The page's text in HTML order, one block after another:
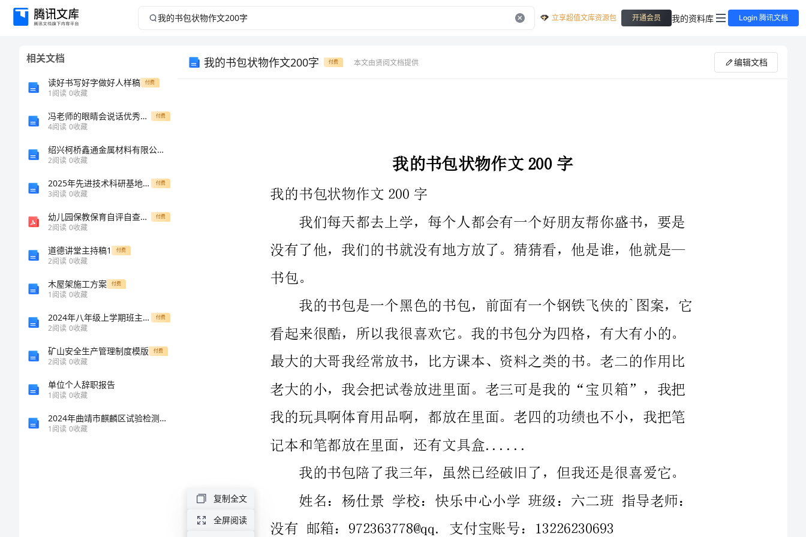
我
200
立享超值文库资源包 开通会员 我的资料库 Login 腾讯文档
相关文档
读好书写好字做好人样稿 付费
1阅读 0收藏
冯老师的眼睛会说话优秀作文 付费
4阅读 0收藏
绍兴柯桥鑫通金属材料有限公司介绍企业发展分析报告
2阅读 0收藏
2025年先进技术科研基地租赁合同范本 付费
3阅读 0收藏
幼儿园保教保育自评自查报告 付费
2阅读 0收藏
道德讲堂主持稿1 付费
2阅读 0收藏
木屋架施工方案 付费
1阅读 0收藏
2024年八年级上学期班主工作总结 付费
2阅读 0收藏
矿山安全生产管理制度模版 付费
2阅读 0收藏
单位个人辞职报告
1阅读 0收藏
2024年曲靖市麒麟区试验检测师之交通工程考试题库及答案（各地真题）
1阅读 0收藏
我的书包状物作文200字 付费 本文由贤阅文档提供 编辑文档
我们每天都去上学，每个人都会有一个好朋友帮你盛书，要是
看起来很酷，所以我很喜欢它。我的书包分为四格，有大有小的。
老大的小，我会把试卷放进里面。老三可是我的“宝贝箱”，我把
我的玩具啊体育用品啊，都放在里面。老四的功绩也不小，我把笔
我的书包陪了我三年，虽然已经破旧了，但我还是很喜爱它。
姓名：杨仕景学校：快乐中心小学班级：六二班指导老师：
没有邮箱：972363778@qq.支付宝账号：13226230693
复制全文
全屏阅读